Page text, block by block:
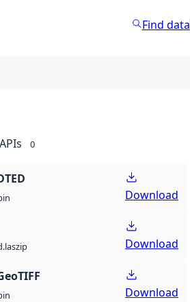
Find data
APIs 0
Download
Download
Download